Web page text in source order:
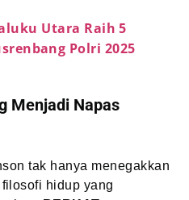
Utara Raih 5
Polri 2025
Menjadi Napas
tak hanya menegakkan
hidup yang